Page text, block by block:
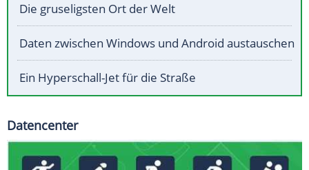
Die gruseligsten Ort der Welt
Daten zwischen Windows und Android austauschen
Ein Hyperschall-Jet für die Straße
Datencenter